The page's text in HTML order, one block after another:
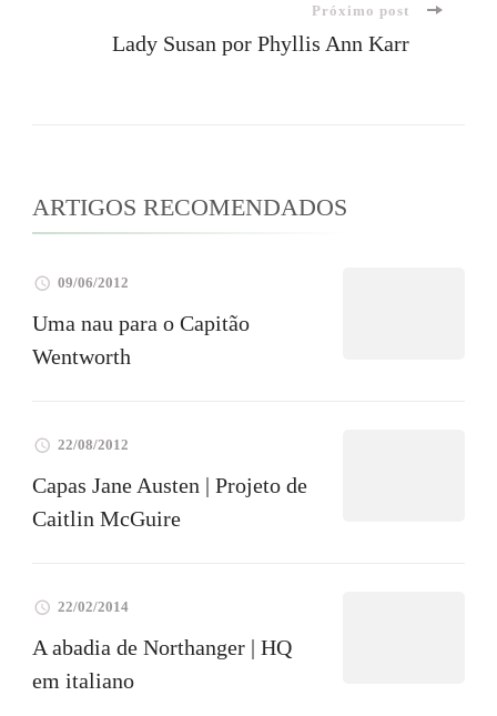
post
Próximo post
Lady Susan por Phyllis Ann Karr
ARTIGOS RECOMENDADOS
09/06/2012
Uma nau para o Capitão
Wentworth
22/08/2012
Capas Jane Austen | Projeto de
Caitlin McGuire
22/02/2014
A abadia de Northanger | HQ
em italiano